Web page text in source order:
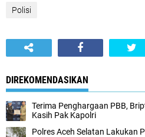
Polisi
DIREKOMENDASIKAN
Terima Penghargaan PBB,
Kasih Pak Kapolri
Polres Aceh Selatan Lakukan